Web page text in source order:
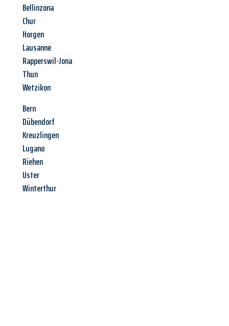
Bellinzona
Chur
Horgen
Lausanne
Rapperswil-Jona
Thun
Wetzikon
Bern
Dübendorf
Kreuzlingen
Lugano
Riehen
Uster
Winterthur